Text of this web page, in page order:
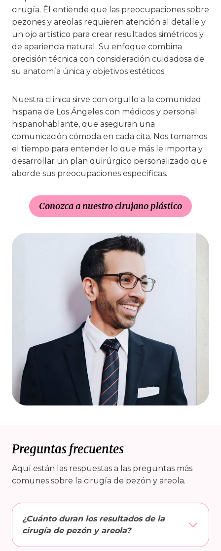
cirugía. Él entiende que las preocupaciones sobre
pezones y areolas requieren atención al detalle y
un ojo artístico para crear resultados simétricos y
de apariencia natural. Su enfoque combina
precisión técnica con consideración cuidadosa de
su anatomía única y objetivos estéticos.
Nuestra clínica sirve con orgullo a la comunidad
hispana de Los Ángeles con médicos y personal
hispanohablante, que aseguran una
comunicación cómoda en cada cita. Nos tomamos
el tiempo para entender lo que más le importa y
desarrollar un plan quirúrgico personalizado que
aborde sus preocupaciones específicas.
Conozca a nuestro cirujano plástico
Preguntas frecuentes
Aquí están las respuestas a las preguntas más
comunes sobre la cirugía de pezón y areola.
¿Cuánto duran los resultados de la
cirugía de pezón y areola?